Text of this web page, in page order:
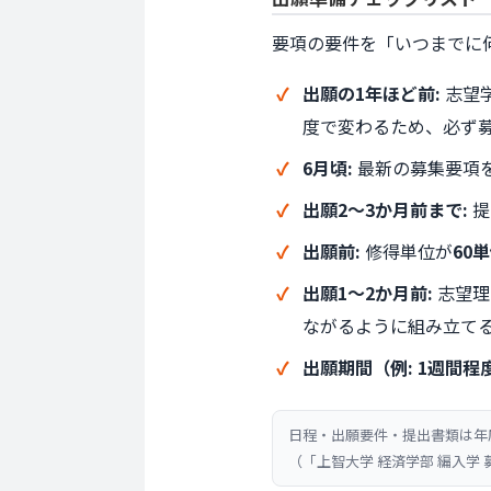
要項の要件を「いつまで
出願の1年ほど前: 志望
度で変わるため、必ず
6月頃: 最新の募集要項
出願2〜3か月前まで:
出願前: 修得単位が60
出願1〜2か月前: 志望
ながるように組み立て
出願期間（例: 1週間程
日程・出願要件・提出書類は
（「上智大学 経済学部 編入